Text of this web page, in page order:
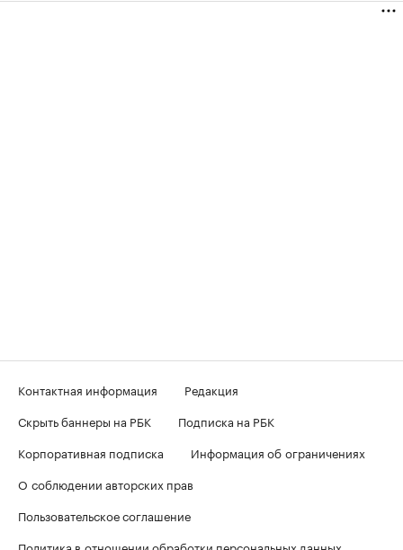
Контактная информация
Редакция
Скрыть баннеры на РБК
Подписка на РБК
Корпоративная подписка
Информация об ограничениях
О соблюдении авторских прав
Пользовательское соглашение